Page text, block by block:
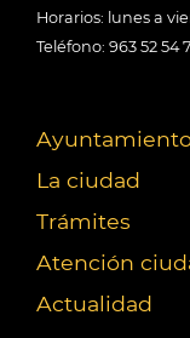
Horarios: lunes a
Teléfono: 963 52 54
La ciudad
Trámites
Atención
Actualidad